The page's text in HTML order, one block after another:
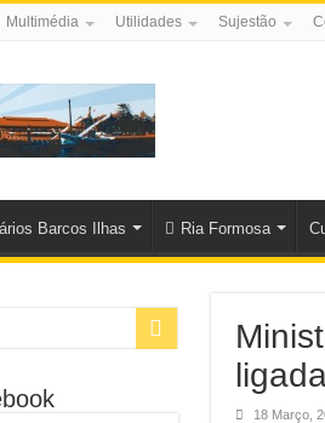
Multimédia Utilidades Sujestão
Barcos Ilhas Ria Formosa
18 Março,